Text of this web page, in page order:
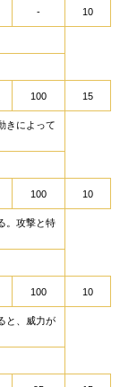
- 10
100 15
きによって
100 10
。攻撃と特
100 10
と、威力が